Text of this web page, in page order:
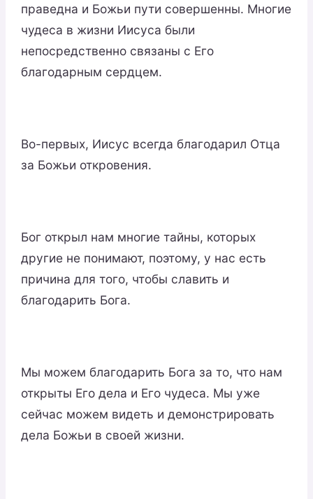
праведна и Божьи пути совершенны. Многие
чудеса в жизни Иисуса были
непосредственно связаны с Его
благодарным сердцем.
Во-первых, Иисус всегда благодарил Отца
за Божьи откровения.
Бог открыл нам многие тайны, которых
другие не понимают, поэтому, у нас есть
причина для того, чтобы славить и
благодарить Бога.
Мы можем благодарить Бога за то, что нам
открыты Его дела и Его чудеса. Мы уже
сейчас можем видеть и демонстрировать
дела Божьи в своей жизни.